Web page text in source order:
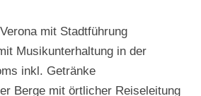
mit Stadtführung
Musikunterhaltung in der
inkl. Getränke
Berge mit örtlicher Reiseleitung